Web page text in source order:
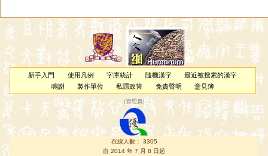
新手入門 使用凡例 字庫統計 隨機漢字
最近被搜索的漢字
鳴謝
製作單位 私隱政策 免責聲明 意見簿
（管理員 ）
在線人數： 3305
自 2014 年 7 月 8 日起